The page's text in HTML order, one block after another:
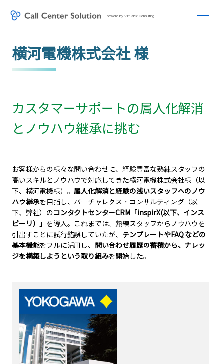
powerd by Virtualex Consulting
横河電機株式会社 様
カスタマーサポートの属人化解消
とノウハウ継承に挑む
お客様からの様々な問い合わせに、経験豊富な熟練スタッフの
高いスキルとノウハウで対応してきた横河電機株式会社様（以
下、横河電機様）。 属人化解消と経験の浅いスタッフへのノウ
ハウ継承を目指し、バーチャレクス・コンサルティング（以
下、弊社）のコンタクトセンターCRM「inspirX(以下、インス
ピーリ）」 を導入。これまでは、熟練スタッフからノウハウを
引出すことに試行錯誤していたが、 テンプレートやFAQ などの
基本機能をフルに活用し、 問い合わせ履歴の蓄積から、ナレッ
ジを構築しようという取り組みを開始した。